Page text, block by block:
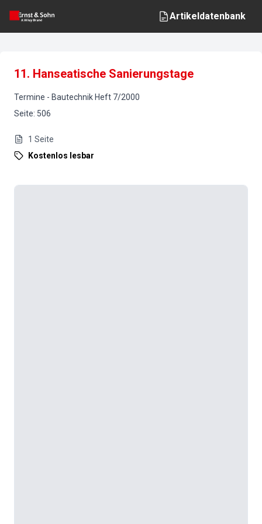
Artikeldatenbank
11. Hanseatische Sanierungstage
Termine - Bautechnik Heft 7/2000
Seite: 506
1 Seite
Kostenlos lesbar